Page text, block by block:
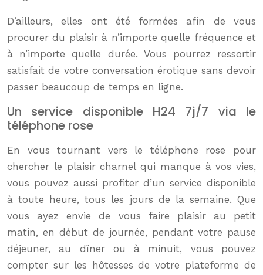
D’ailleurs, elles ont été formées afin de vous
procurer du plaisir à n’importe quelle fréquence et
à n’importe quelle durée. Vous pourrez ressortir
satisfait de votre conversation érotique sans devoir
passer beaucoup de temps en ligne.
Un service disponible H24 7j/7 via le
téléphone rose
En vous tournant vers le téléphone rose pour
chercher le plaisir charnel qui manque à vos vies,
vous pouvez aussi profiter d’un service disponible
à toute heure, tous les jours de la semaine. Que
vous ayez envie de vous faire plaisir au petit
matin, en début de journée, pendant votre pause
déjeuner, au dîner ou à minuit, vous pouvez
compter sur les hôtesses de votre plateforme de